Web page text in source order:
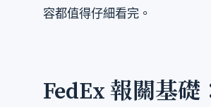
容都值得仔細看完。
FedEx 報關基